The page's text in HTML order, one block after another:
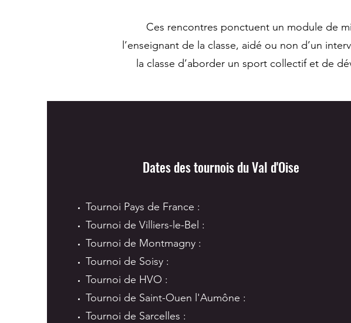
Ces rencontres ponctuent un module de
l’enseignant de la classe, aidé ou non d’un
la classe d’aborder un sport collectif et de
Dates des tournois du Val d'Oise
Tournoi Pays de France :
Tournoi de Villiers-le-Bel :
Tournoi de Montmagny :
Tournoi de Soisy :
Tournoi de HVO :
Tournoi de Saint-Ouen l'Aumône :
Tournoi de Sarcelles :